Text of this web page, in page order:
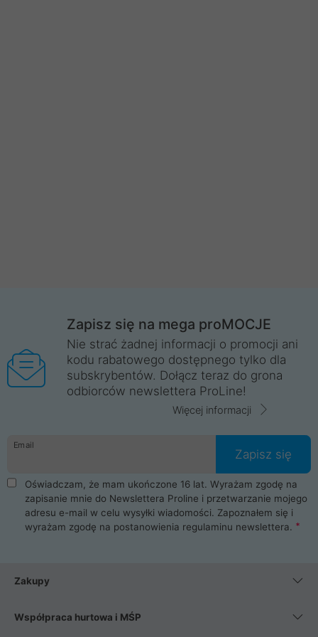
Zapisz się na mega proMOCJE
Nie strać żadnej informacji o promocji ani
kodu rabatowego dostępnego tylko dla
subskrybentów. Dołącz teraz do grona
odbiorców newslettera ProLine!
Więcej informacji
Email
Zapisz się
Oświadczam, że mam ukończone 16 lat. Wyrażam zgodę na
zapisanie mnie do Newslettera Proline i przetwarzanie mojego
adresu e-mail w celu wysyłki wiadomości. Zapoznałem się i
wyrażam zgodę na postanowienia regulaminu newslettera.
Zakupy
Współpraca hurtowa i MŚP